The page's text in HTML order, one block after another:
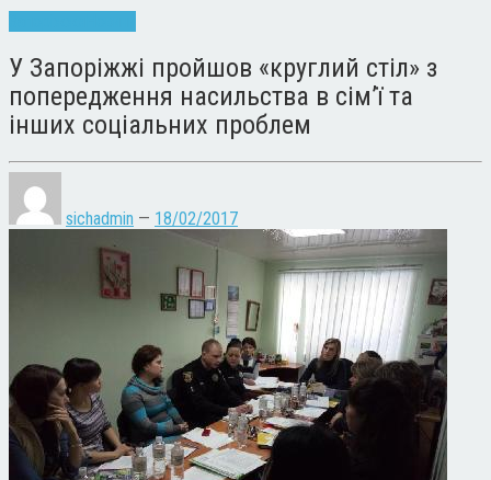
У Запоріжжі пройшов «круглий стіл» з
попередження насильства в сім’ї та
інших соціальних проблем
sichadmin — 18/02/2017